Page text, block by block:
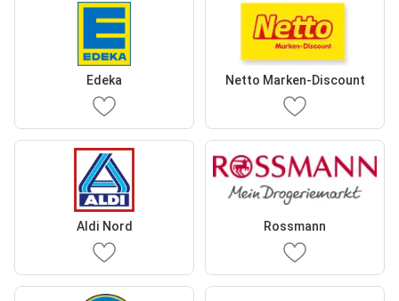
Edeka Netto Marken-Discount
Aldi Nord Rossmann